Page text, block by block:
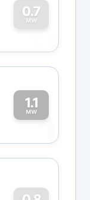
0.7
MW
0
1.1
MW1